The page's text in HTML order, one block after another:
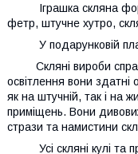
Іграшка скляна
фетр, штучне хутро,
У подарунковій
Скляні вироби
освітлення вони здатні
як на штучній, так і на
приміщень. Вони
стрази та намистини
Усі скляні кулі та